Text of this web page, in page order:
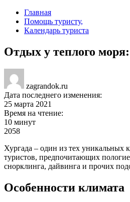
Главная
Помощь туристу,
Календарь туриста
Отдых у теплого
zagrandok.ru
Дата последнего изменения:
25 марта 2021
Время на чтение:
10 минут
2058
Хургада – один из тех уникальных
туристов, предпочитающих
снорклинга, дайвинга и прочих
Особенности климата